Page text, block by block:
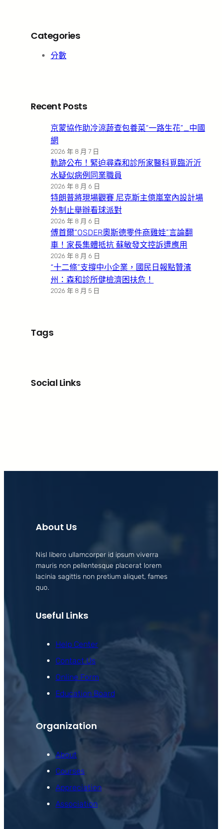
Categories
分數
Recent Posts
京蒙協作助冷涼蔬查包養菜“一路生花”_中國
網
2026 年 8 月 7 日
軌跡公布！緊迫尋森和診所家醫科覓臨沂沂
水疑似病例同業職員
2026 年 8 月 6 日
特朗普將現場觀賽 尼克斯主億嵐室內設計場
外制止舉辦看球派對
2026 年 8 月 6 日
傅首爾“OSDER奧斯德零件商雞娃”言論翻
車！家長集體抵抗 蘇敏發文控訴遭應用
2026 年 8 月 6 日
“十二條”支撐中小企業，國民日報點贊濱
州：森和診所健檢濟困扶危！
2026 年 8 月 5 日
Tags
Social Links
About Us
Nisl libero ullamcorper id ipsum viverra
mauris non pellentesque placerat lorem
lacinia sagittis non pretium aliquet, fames
quo.
Useful Links
Help Center
Contact Us
Online Form
Education Board
Organization
About
Courses
Appreciation
Association